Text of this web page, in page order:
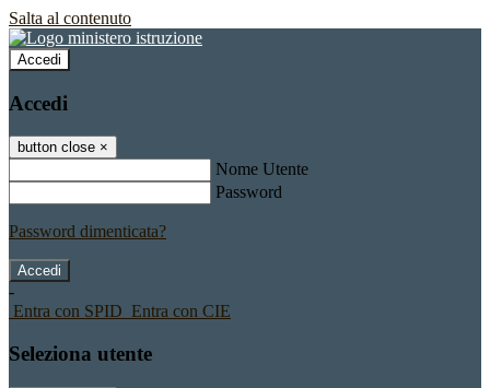
Salta al contenuto
Accedi
Accedi
button close ×
Nome Utente
Password
Password dimenticata?
-
Entra con SPID Entra con CIE
Seleziona utente